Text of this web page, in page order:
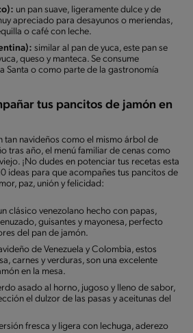
un pan suave, ligeramente dulce y de
apreciado para desayunos o meriendas,
o café con leche.
similar al pan de yuca, este pan se
queso y manteca. Se consume
Santa o como parte de la gastronomía
tus pancitos de jamón en
tan navideños como el mismo árbol de
tras año, el menú familiar de cenas como
¡No dudes en potenciar tus recetas esta
ideas para que acompañes tus pancitos de
paz, unión y felicidad:
clásico venezolano hecho con papas,
guisantes y mayonesa, perfecto
del pan de jamón.
de Venezuela y Colombia, estos
carnes y verduras, son una excelente
en la mesa.
asado al horno, jugoso y lleno de sabor,
el dulzor de las pasas y aceitunas del
fresca y ligera con lechuga, aderezo